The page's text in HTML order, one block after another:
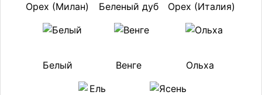
Орех (Милан) Беленый дуб Орех (Италия)
Белый Венге Ольха